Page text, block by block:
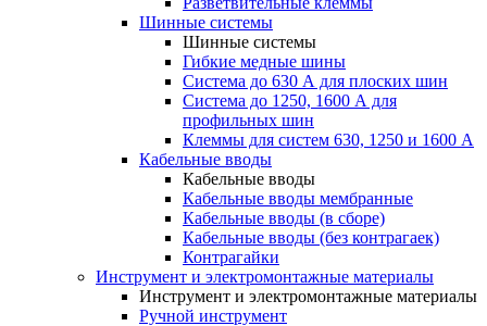
Шинные системы
Шинные системы
Гибкие медные шины
Система до 630 А для плоских шин
Система до 1250, 1600 А для
профильных шин
Клеммы для систем 630, 1250 и 1600 А
Кабельные вводы
Кабельные вводы
Кабельные вводы мембранные
Кабельные вводы (в сборе)
Кабельные вводы (без контрагаек)
Контрагайки
Инструмент и электромонтажные материалы
Инструмент и электромонтажные материалы
Ручной инструмент